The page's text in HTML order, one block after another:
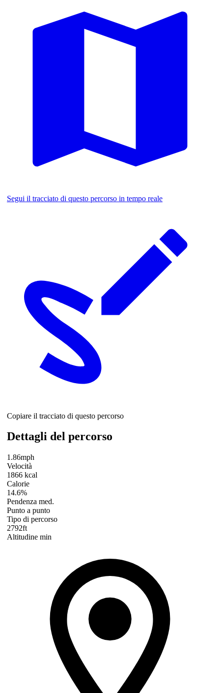
Segui il tracciato di questo percorso in tempo reale
Copiare il tracciato di questo percorso
Dettagli del percorso
1.86mph
Velocità
1866 kcal
Calorie
14.6%
Pendenza med.
Punto a punto
Tipo di percorso
2792ft
Altitudine min